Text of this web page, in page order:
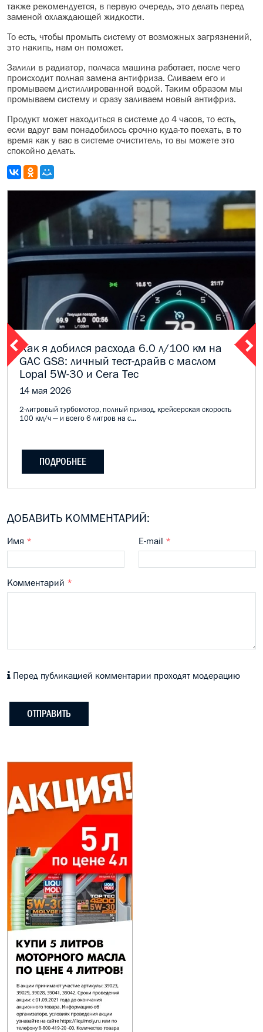
также рекомендуется, в первую очередь, это делать перед
заменой охлаждающей жидкости.
То есть, чтобы промыть систему от возможных загрязнений,
это накипь, нам он поможет.
Залили в радиатор, полчаса машина работает, после чего
происходит полная замена антифриза. Сливаем его и
промываем дистиллированной водой. Таким образом мы
промываем систему и сразу заливаем новый антифриз.
Продукт может находиться в системе до 4 часов, то есть,
если вдруг вам понадобилось срочно куда-то поехать, в то
время как у вас в системе очиститель, то вы можете это
спокойно делать.
Как я добился расхода 6.0 л/100 км на
GAC GS8: личный тест-драйв с маслом
Lopal 5W-30 и Cera Tec
14 мая 2026
2-литровый турбомотор, полный привод, крейсерская скорость
100 км/ч — и всего 6 литров на с...
ПОДРОБНЕЕ
ДОБАВИТЬ КОММЕНТАРИЙ:
Имя * E-mail *
Комментарий *
Перед публикацией комментарии проходят модерацию
ОТПРАВИТЬ